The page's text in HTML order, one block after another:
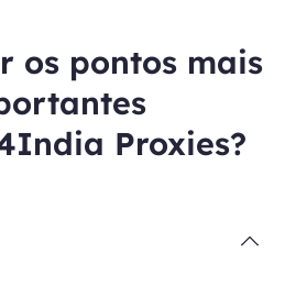
os pontos mais
Proxies?